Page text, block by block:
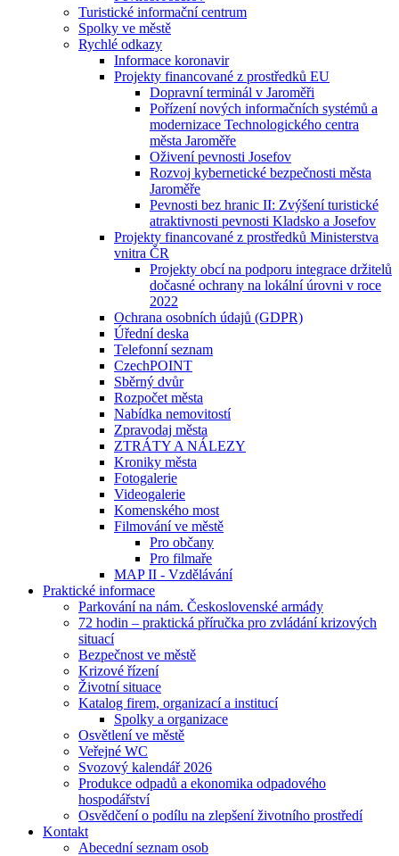
Turistické informační centrum
Spolky ve městě
Rychlé odkazy
Informace koronavir
Projekty financované z prostředků EU
Dopravní terminál v Jaroměři
Pořízení nových informačních systémů a
modernizace Technologického centra
města Jaroměře
Oživení pevnosti Josefov
Rozvoj kybernetické bezpečnosti města
Jaroměře
Pevnosti bez hranic II: Zvýšení turistické
atraktivnosti pevnosti Kladsko a Josefov
Projekty financované z prostředků Ministerstva
vnitra ČR
Projekty obcí na podporu integrace držitelů
dočasné ochrany na lokální úrovni v roce
2022
Ochrana osobních údajů (GDPR)
Úřední deska
Telefonní seznam
CzechPOINT
Sběrný dvůr
Rozpočet města
Nabídka nemovitostí
Zpravodaj města
ZTRÁTY A NÁLEZY
Kroniky města
Fotogalerie
Videogalerie
Komenského most
Filmování ve městě
Pro občany
Pro filmaře
MAP II - Vzdělávání
Praktické informace
Parkování na nám. Československé armády
72 hodin – praktická příručka pro zvládání krizových
situací
Bezpečnost ve městě
Krizové řízení
Životní situace
Katalog firem, organizací a institucí
Spolky a organizace
Osvětlení ve městě
Veřejné WC
Svozový kalendář 2026
Produkce odpadů a ekonomika odpadového
hospodářství
Osvědčení o podílu na zlepšení životního prostředí
Kontakt
Abecední seznam osob